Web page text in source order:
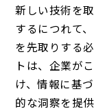
新しい技術を
するにつれて
を先取りする
トは、企業が
け、情報に基
的な洞察を提供